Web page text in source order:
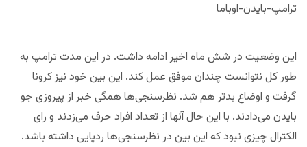
ترامپ-بایدن-اوباما
این وضعیت در شش ماه اخیر ادامه داشت. در این مدت ترامپ به
طور کل نتوانست چندان موفق عمل کند. این بین خود نیز کرونا
گرفت و اوضاع بدتر هم شد. نظرسنجی‌ها همگی خبر از پیروزی جو
بایدن می‌دادند. با این حال آنها از تعداد افراد حرف می‌زدند و رای
الکترال چیزی نبود که این بین در نظرسنجی‌ها ردپایی داشته باشد.